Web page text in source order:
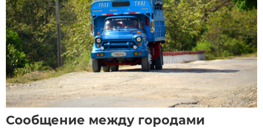
Сообщение между городами